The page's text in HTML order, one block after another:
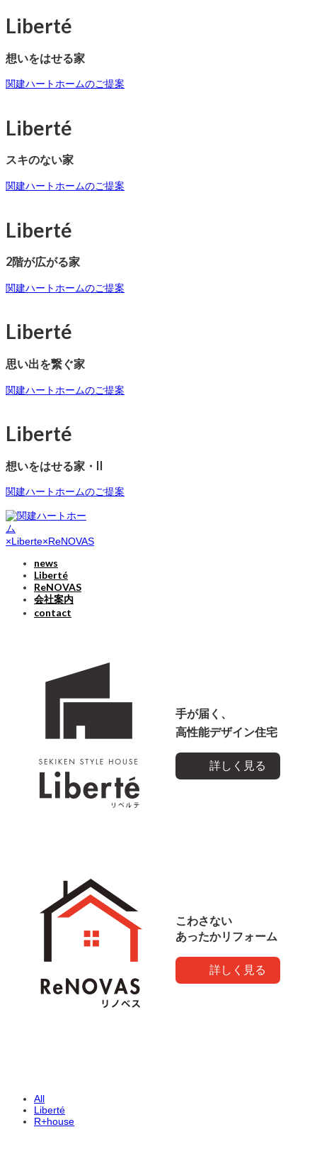
Liberté
想いをはせる家
関建ハートホームのご提案
Liberté
スキのない家
関建ハートホームのご提案
Liberté
2階が広がる家
関建ハートホームのご提案
Liberté
思い出を繋ぐ家
関建ハートホームのご提案
Liberté
想いをはせる家・II
関建ハートホームのご提案
news
Liberté
ReNOVAS
会社案内
contact
手が届く、
高性能デザイン住宅
詳しく見る
こわさない
あったかリフォーム
詳しく見る
All
Liberté
R+house